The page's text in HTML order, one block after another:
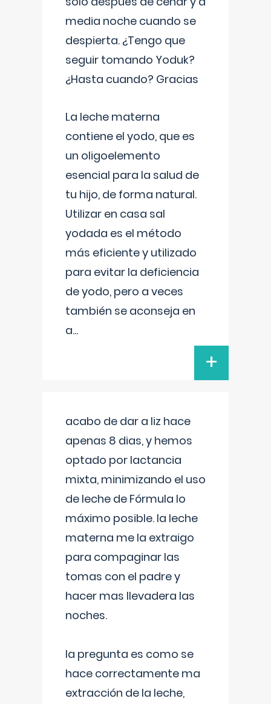
media noche cuando se
despierta. ¿Tengo que
seguir tomando Yoduk?
¿Hasta cuando? Gracias
La leche materna
contiene el yodo, que es
un oligoelemento
esencial para la salud de
tu hijo, de forma natural.
Utilizar en casa sal
yodada es el método
más eficiente y utilizado
para evitar la deficiencia
de yodo, pero a veces
también se aconseja en
a...
+
acabo de dar a liz hace
apenas 8 dias, y hemos
optado por lactancia
mixta, minimizando el uso
de leche de Fórmula lo
máximo posible. la leche
materna me la extraigo
para compaginar las
tomas con el padre y
hacer mas llevadera las
noches.
la pregunta es como se
hace correctamente ma
extracción de la leche,